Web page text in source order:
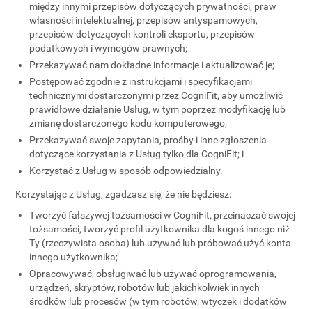
między innymi przepisów dotyczących prywatności, praw
własności intelektualnej, przepisów antyspamowych,
przepisów dotyczących kontroli eksportu, przepisów
podatkowych i wymogów prawnych;
Przekazywać nam dokładne informacje i aktualizować je;
Postępować zgodnie z instrukcjami i specyfikacjami
technicznymi dostarczonymi przez CogniFit, aby umożliwić
prawidłowe działanie Usług, w tym poprzez modyfikację lub
zmianę dostarczonego kodu komputerowego;
Przekazywać swoje zapytania, prośby i inne zgłoszenia
dotyczące korzystania z Usług tylko dla CogniFit; i
Korzystać z Usług w sposób odpowiedzialny.
Korzystając z Usług, zgadzasz się, że nie będziesz:
Tworzyć fałszywej tożsamości w CogniFit, przeinaczać swojej
tożsamości, tworzyć profil użytkownika dla kogoś innego niż
Ty (rzeczywista osoba) lub używać lub próbować użyć konta
innego użytkownika;
Opracowywać, obsługiwać lub używać oprogramowania,
urządzeń, skryptów, robotów lub jakichkolwiek innych
środków lub procesów (w tym robotów, wtyczek i dodatków